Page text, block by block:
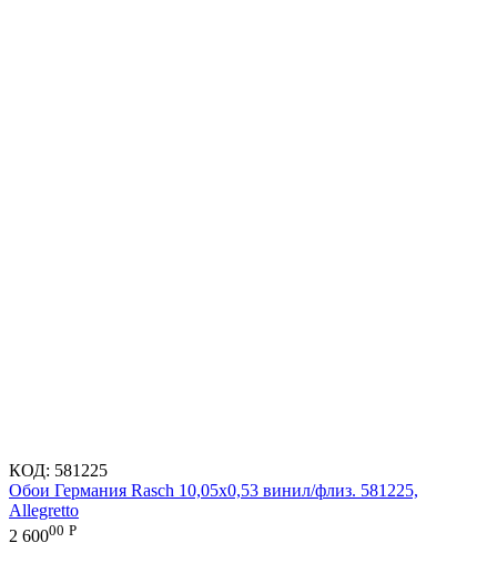
КОД: 581225
Обои Германия Rasch 10,05x0,53 винил/флиз. 581225,
Allegretto
2 60000 Р